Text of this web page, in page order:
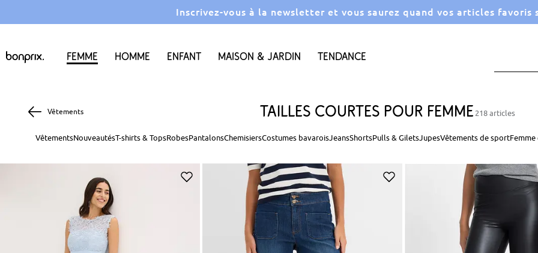
Inscrivez-vous à la newsletter et vous saurez quand vos articles favoris
Femme Homme Enfant Maison & Jardin Tendance
Vêtements Tailles courtes pour femme 218 articles
VêtementsNouveautésT-shirts & TopsRobesPantalonsChemisiersCostumes bavaroisJeansShortsPulls & GiletsJupesVêtements de sport